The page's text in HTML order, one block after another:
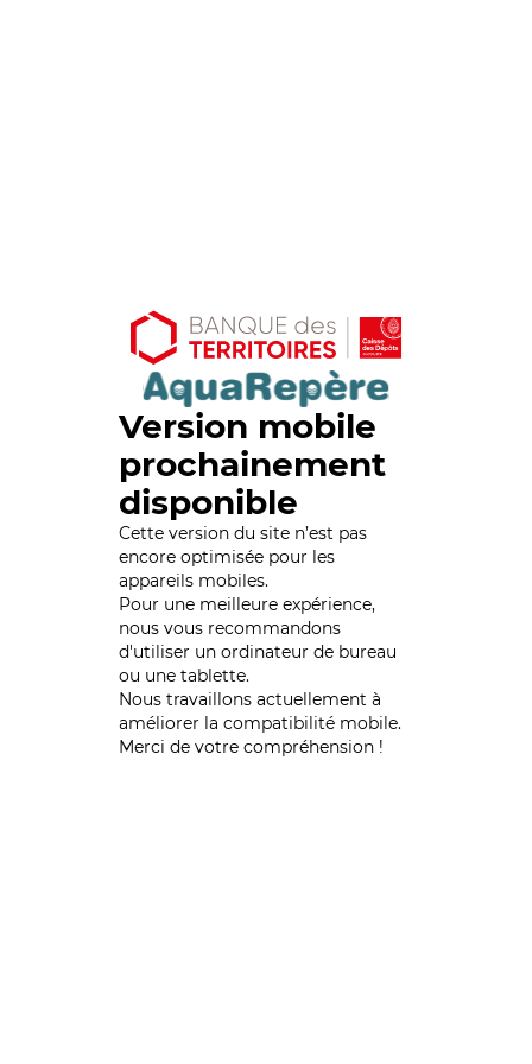
Version mobile
prochainement
disponible
Cette version du site n’est pas
encore optimisée pour les
appareils mobiles.
Pour une meilleure expérience,
nous vous recommandons
d'utiliser un ordinateur de bureau
ou une tablette.
Nous travaillons actuellement à
améliorer la compatibilité mobile.
Merci de votre compréhension !